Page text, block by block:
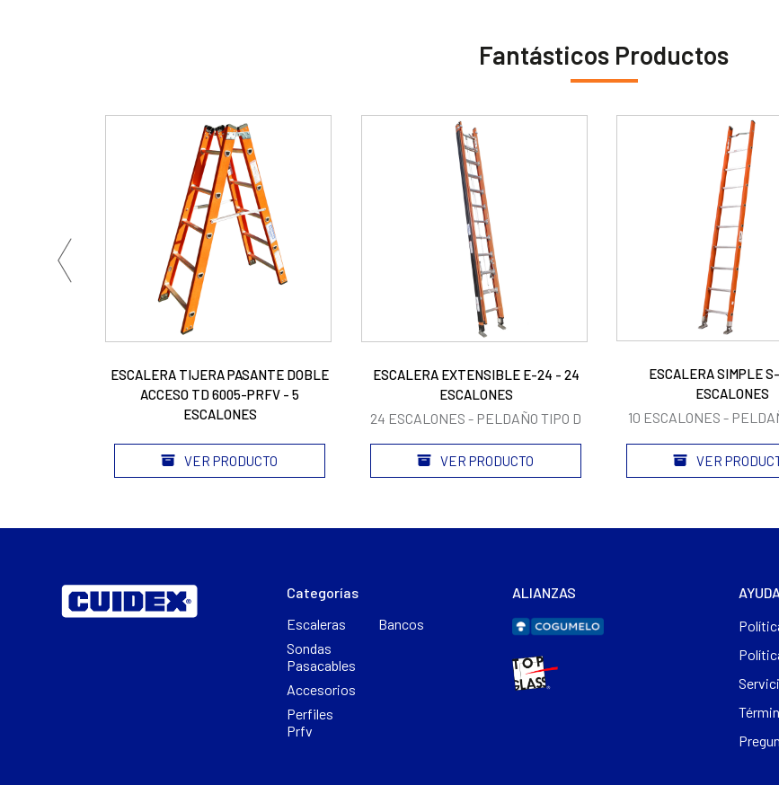
Fantásticos Productos
ESCALERA TIJERA PASANTE DOBLE
ACCESO TD 6005-PRFV - 5
ESCALONES
VER PRODUCTO
ESCALERA EXTENSIBLE E-24 - 24
ESCALONES
24 ESCALONES - PELDAÑO TIPO D
VER PRODUCTO
ESCALERA SIMPLE
ESCALONES
10 ESCALONES -
VER
Categorías
Escaleras
Sondas
Pasacables
Accesorios
Perfiles
Prfv
Bancos
ALIANZAS